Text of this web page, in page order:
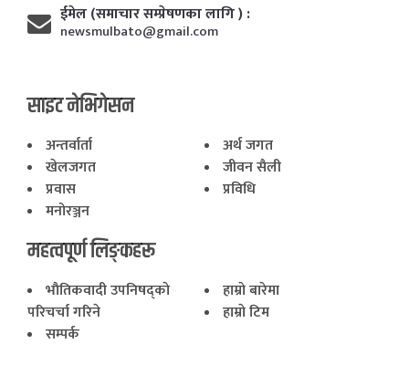
ईमेल (समाचार सम्प्रेषणका लागि ) :
newsmulbato@gmail.com
साइट नेभिगेसन
अन्तर्वार्ता
अर्थ जगत
खेलजगत
जीवन सैली
प्रवास
प्रविधि
मनोरञ्जन
महत्वपूर्ण लिङ्कहरू
भाैतिकवादी उपनिषद्काे
परिचर्चा गरिने
हाम्राे बारेमा
हाम्राे टिम
सम्पर्क